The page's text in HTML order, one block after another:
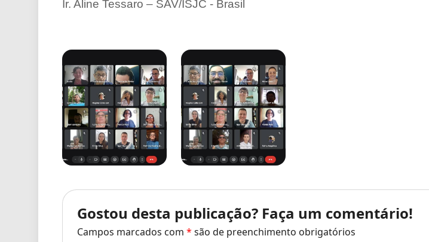
Ir. Aline Tessaro – SAV/ISJC - Brasil
Gostou desta publicação? Faça um comentário!
Campos marcados com * são de preenchimento obrigatórios